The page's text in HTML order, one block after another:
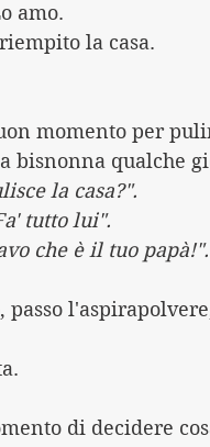
amo.
la casa.
momento per
bisnonna qualche
la casa?".
tutto lui".
che è il tuo papà!".
passo
di decidere